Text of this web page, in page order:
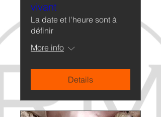
vivant
La date et l'heure sont à
définir
More info
Details